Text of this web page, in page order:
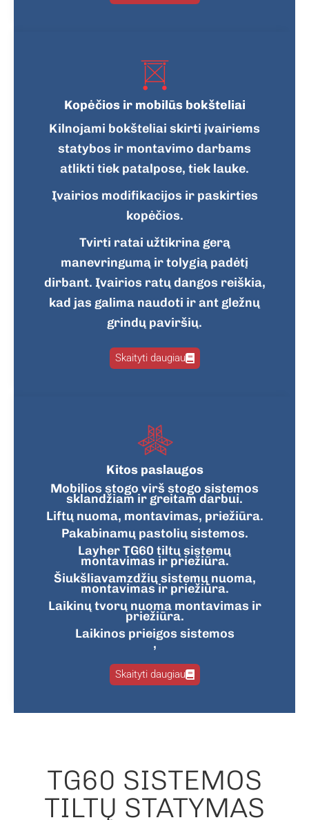
Kopėčios ir mobilūs bokšteliai
Kilnojami bokšteliai skirti įvairiems
statybos ir montavimo darbams
atlikti tiek patalpose, tiek lauke.
Įvairios modifikacijos ir paskirties
kopėčios.
Tvirti ratai užtikrina gerą
manevringumą ir tolygią padėtį
dirbant. Įvairios ratų dangos reiškia,
kad jas galima naudoti ir ant gležnų
grindų paviršių.
Skaityti daugiau
Kitos paslaugos
Mobilios stogo virš stogo sistemos
sklandžiam ir greitam darbui.
Liftų nuoma, montavimas, priežiūra.
Pakabinamų pastolių sistemos.
Layher TG60 tiltų sistemų
montavimas ir priežiūra.
Šiukšliavamzdžių sistemų nuoma,
montavimas ir priežiūra.
Laikinų tvorų nuoma montavimas ir
priežiūra.
Laikinos prieigos sistemos
,
Skaityti daugiau
TG60 SISTEMOS
TILTŲ STATYMAS